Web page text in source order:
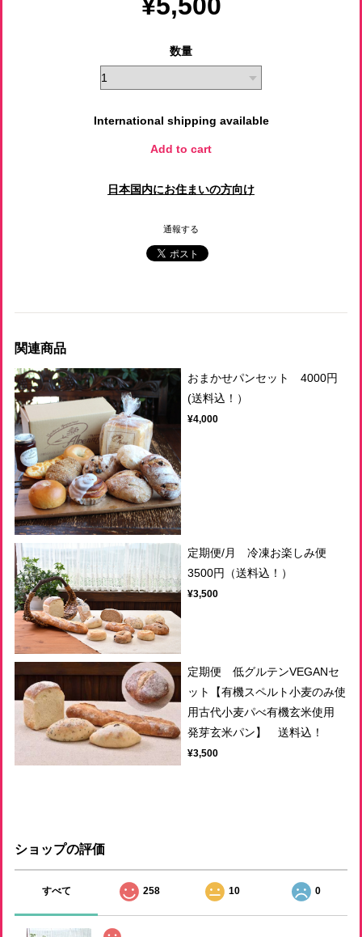
¥5,500
数量
International shipping available
Add to cart
日本国内にお住まいの方向け
通報する
関連商品
おまかせパンセット 4000円
(送料込！）
¥4,000
定期便/月 冷凍お楽しみ便
3500円（送料込！）
¥3,500
定期便 低グルテンVEGANセ
ット【有機スペルト小麦のみ使
用古代小麦パべ有機玄米使用
発芽玄米パン】 送料込！
¥3,500
ショップの評価
すべて 258 10 0